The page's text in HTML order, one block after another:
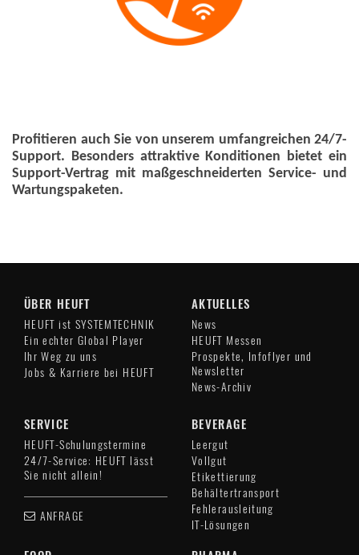
Profitieren auch Sie von unserem umfangreichen 24/7-
Support. Besonders attraktive Konditionen bietet ein
Support-Vertrag mit maßgeschneiderten Service- und
Wartungspaketen.
ÜBER HEUFT
HEUFT ist SYSTEMTECHNIK
Ein echter Global Player
Ihr Weg zu uns
Jobs & Karriere bei HEUFT
AKTUELLES
News
HEUFT Messen
Prospekte, Infoflyer und
Newsletter
News-Archiv
SERVICE
HEUFT-Schulungstermine
24/7-Service: HEUFT lässt
Sie nicht allein!
ANFRAGE
BEVERAGE
Leergut
Vollgut
Etikettierung
Behältertransport
Fehlerausleitung
IT-Lösungen